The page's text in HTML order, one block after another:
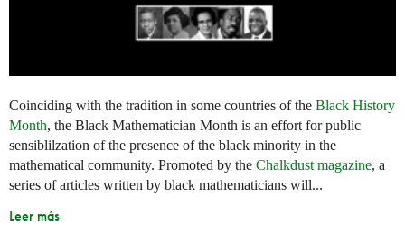
Coinciding with the tradition in some countries of the Black History
Month, the Black Mathematician Month is an effort for public
sensiblilzation of the presence of the black minority in the
mathematical community. Promoted by the Chalkdust magazine, a
series of articles written by black mathematicians will...
Leer más